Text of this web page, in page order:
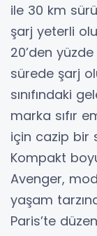
ile 30 km
şarj yeterli
20’den
sürede şarj
sınıfındaki
marka sıfır
için cazip bir
Kompakt
Avenger,
yaşam
Paris’te